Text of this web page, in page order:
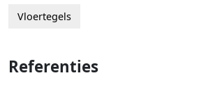
Vloertegels
Referenties